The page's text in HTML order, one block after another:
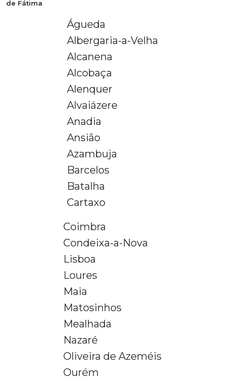
de Fátima
Águeda
Albergaria-a-Velha
Alcanena
Alcobaça
Alenquer
Alvaiázere
Anadia
Ansião
Azambuja
Barcelos
Batalha
Cartaxo
Coimbra
Condeixa-a-Nova
Lisboa
Loures
Maia
Matosinhos
Mealhada
Nazaré
Oliveira de Azeméis
Ourém